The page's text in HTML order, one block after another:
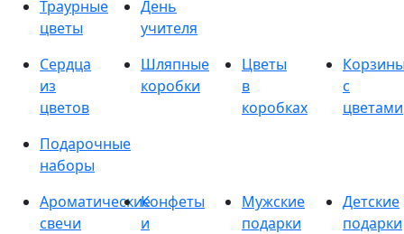
Траурные
цветы
День
учителя
Сердца
из
цветов
Шляпные
коробки
Цветы
в
коробках
с
цветами
Подарочные
наборы
Ароматические
свечи
Конфеты
и
Мужские
подарки
Детские
подарки